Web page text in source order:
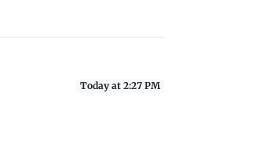
Today at 2:27 PM